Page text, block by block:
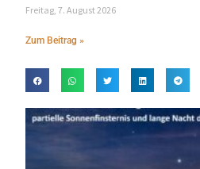
Freitag, 7. August 2026
Zum Beitrag »